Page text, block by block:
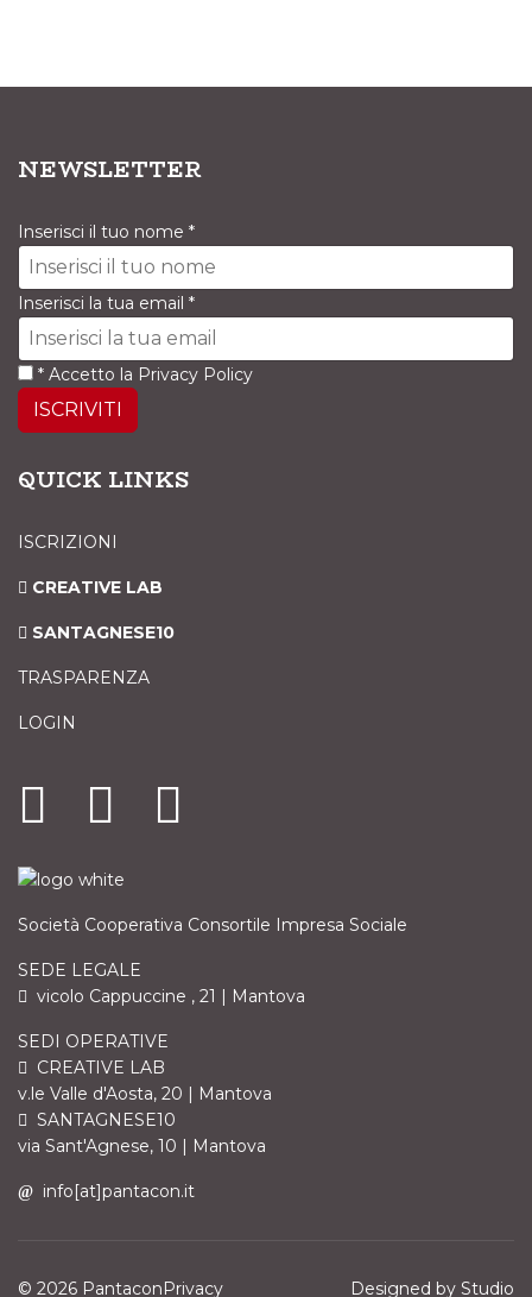
NEWSLETTER
Inserisci il tuo nome *
Inserisci la tua email *
* Accetto la Privacy Policy
ISCRIVITI
QUICK LINKS
ISCRIZIONI
CREATIVE LAB
SANTAGNESE10
TRASPARENZA
LOGIN
Società Cooperativa Consortile Impresa Sociale
SEDE LEGALE
vicolo Cappuccine , 21 | Mantova
SEDI OPERATIVE
CREATIVE LAB
v.le Valle d'Aosta, 20 | Mantova
SANTAGNESE10
via Sant'Agnese, 10 | Mantova
info[at]pantacon.it
© 2026 PantaconPrivacy Designed by Studio